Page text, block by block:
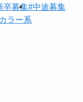
卒募集#中途募集
ラー系